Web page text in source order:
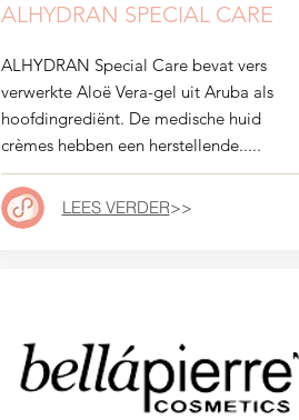
ALHYDRAN SPECIAL CARE
ALHYDRAN Special Care bevat vers
verwerkte Aloë Vera-gel uit Aruba als
hoofdingrediënt. De medische huid
crèmes hebben een herstellende.....
LEES VERDER>>